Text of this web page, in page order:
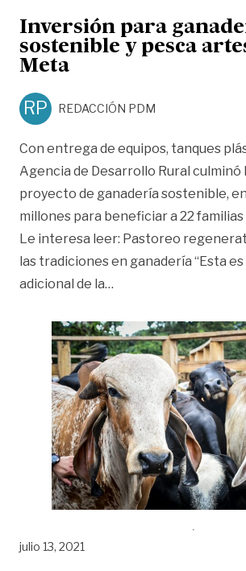
Inversión para
sostenible y pesca
Meta
RP REDACCIÓN PDM
Con entrega de equipos, tanques
Agencia de Desarrollo Rural culminó
proyecto de ganadería sostenible,
millones para beneficiar a 22
Le interesa leer: Pastoreo
las tradiciones en ganadería “Esta
adicional de la…
julio 13, 2021